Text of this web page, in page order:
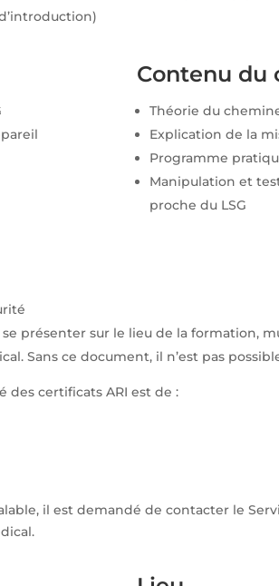
Contenu du
Théorie du
Explication de la
Programme
Manipulation et
proche du LSG
présenter sur le lieu de la formation,
Sans ce document, il n’est pas
des certificats ARI est de :
il est demandé de contacter le